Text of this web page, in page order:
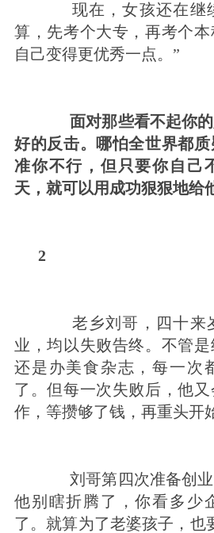
现在，女孩还在继
算，先考个大专，再考个
自己变得更优秀一点。”
面对那些看不起你
好的反击。 哪怕全世界都
准你不行，但只要你自己
天，就可以用成功狠狠地给
2
老乡刘哥，四十来
业，均以失败告终。 不管
还是办美食杂志，每一次
了。但每一次失败后，他
作，等攒够了钱，再重头开
刘哥第四次准备创业
他别瞎折腾了，你看多少
了。就算为了老婆孩子，也